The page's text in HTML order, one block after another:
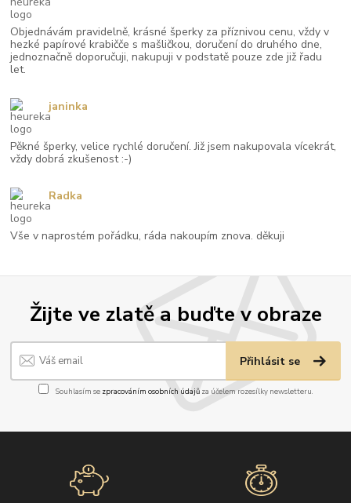
Žijte ve zlatě a buďte v obraze
Přihlásit se
Souhlasím se zpracováním osobních údajůza účelem rozesílky newsletteru.
Objednávám pravidelně, krásné šperky za příznivou cenu, vždy v
hezké papírové krabičče s mašličkou, doručení do druhého dne,
jednoznačně doporučuji, nakupuji v podstatě pouze zde již řadu
let.
Pěkné šperky, velice rychlé doručení. Již jsem nakupovala vícekrát,
vždy dobrá zkušenost :-)
janinka
Vše v naprostém pořádku, ráda nakoupím znova. děkuji
Radka